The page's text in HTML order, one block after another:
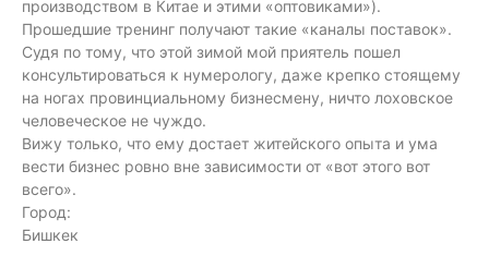
производством в Китае и этими «оптовиками»).
Прошедшие тренинг получают такие «каналы поставок».
Судя по тому, что этой зимой мой приятель пошел
консультироваться к нумерологу, даже крепко стоящему
на ногах провинциальному бизнесмену, ничто лоховское
человеческое не чуждо.
Вижу только, что ему достает житейского опыта и ума
вести бизнес ровно вне зависимости от «вот этого вот
всего».
Город:
Бишкек